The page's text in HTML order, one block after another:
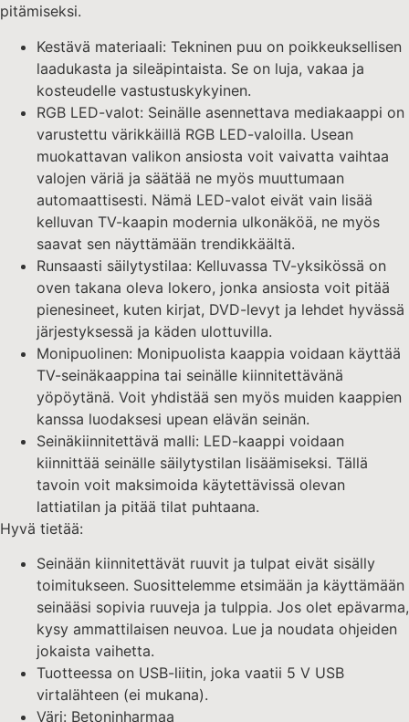
pitämiseksi.
Kestävä materiaali: Tekninen puu on poikkeuksellisen
laadukasta ja sileäpintaista. Se on luja, vakaa ja
kosteudelle vastustuskykyinen.
RGB LED-valot: Seinälle asennettava mediakaappi on
varustettu värikkäillä RGB LED-valoilla. Usean
muokattavan valikon ansiosta voit vaivatta vaihtaa
valojen väriä ja säätää ne myös muuttumaan
automaattisesti. Nämä LED-valot eivät vain lisää
kelluvan TV-kaapin modernia ulkonäköä, ne myös
saavat sen näyttämään trendikkäältä.
Runsaasti säilytystilaa: Kelluvassa TV-yksikössä on
oven takana oleva lokero, jonka ansiosta voit pitää
pienesineet, kuten kirjat, DVD-levyt ja lehdet hyvässä
järjestyksessä ja käden ulottuvilla.
Monipuolinen: Monipuolista kaappia voidaan käyttää
TV-seinäkaappina tai seinälle kiinnitettävänä
yöpöytänä. Voit yhdistää sen myös muiden kaappien
kanssa luodaksesi upean elävän seinän.
Seinäkiinnitettävä malli: LED-kaappi voidaan
kiinnittää seinälle säilytystilan lisäämiseksi. Tällä
tavoin voit maksimoida käytettävissä olevan
lattiatilan ja pitää tilat puhtaana.
Hyvä tietää:
Seinään kiinnitettävät ruuvit ja tulpat eivät sisälly
toimitukseen. Suosittelemme etsimään ja käyttämään
seinääsi sopivia ruuveja ja tulppia. Jos olet epävarma,
kysy ammattilaisen neuvoa. Lue ja noudata ohjeiden
jokaista vaihetta.
Tuotteessa on USB-liitin, joka vaatii 5 V USB
virtalähteen (ei mukana).
Väri: Betoninharmaa